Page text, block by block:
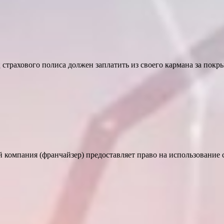
полиса должен заплатить из своего кармана за
(франчайзер) предоставляет право на